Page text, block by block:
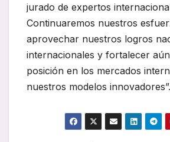
jurado de expertos
Continuaremos nuestros
aprovechar nuestros logros
internacionales y fortalecer
posición en los mercados
nuestros modelos innovadores”.